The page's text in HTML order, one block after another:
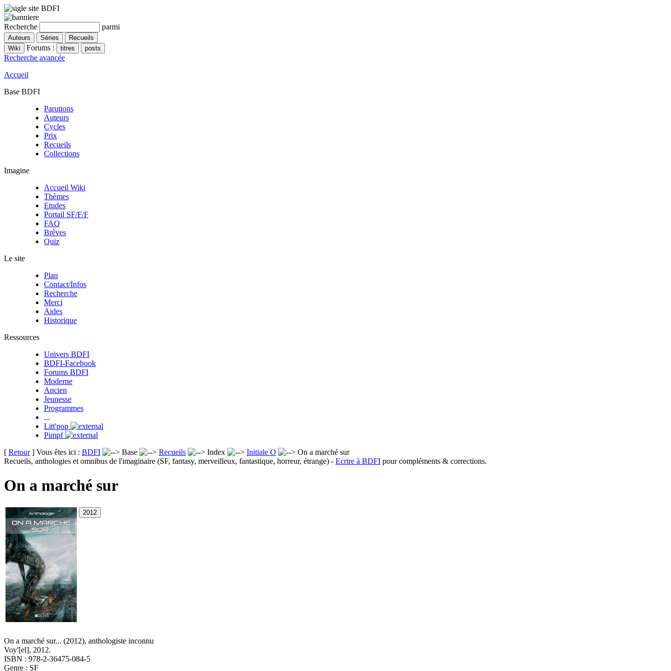
Recherche parmi
Forums :
Recherche avancée
Accueil
Base BDFI
Parutions
Auteurs
Cycles
Prix
Recueils
Collections
Imagine
Accueil Wiki
Thèmes
Etudes
Portail SF/F/F
FAQ
Brèves
Quiz
Le site
Plan
Contact/Infos
Recherche
Merci
Aides
Historique
Ressources
Univers BDFI
BDFI-Facebook
Forums BDFI
Moderne
Ancien
Jeunesse
Programmes
...
Litt'pop
Pimpf
[ Retour] Vous êtes ici : BDFI Base Recueils Index Initiale O
On a marché sur
Recueils, anthologies et omnibus de l'imaginaire (SF, fantasy, merveilleux, fantastique, horreur, étrange) - Ecrire à BDFI pour compléments & corrections.
On a marché sur
On a marché sur... (2012), anthologiste inconnu
Voy'[el], 2012.
ISBN : 978-2-36475-084-5
Genre : SF